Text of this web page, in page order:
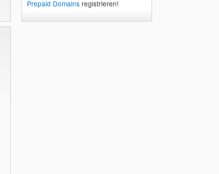
Prepaid Domainsregistrieren!